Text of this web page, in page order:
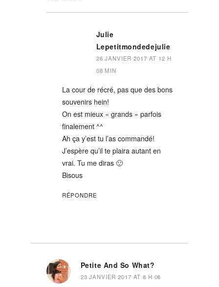
Julie
Lepetitmondedejulie
26 JANVIER 2017 AT 12 H
08 MIN
La cour de récré, pas que des bons
souvenirs hein!
On est mieux « grands » parfois
finalement ^^
Ah ça y’est tu l’as commandé!
J’espère qu’il te plaira autant en
vrai. Tu me diras 🙂
Bisous
RÉPONDRE
Petite And So What?
23 JANVIER 2017 AT 8 H 06